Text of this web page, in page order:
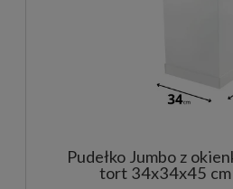
Pudełko Jumbo z
tort 34x34x45